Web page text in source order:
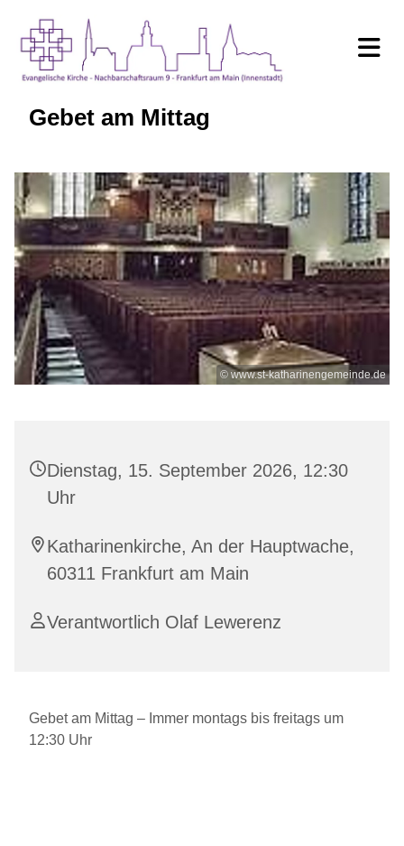
Gebet am Mittag
© www.st-katharinengemeinde.de
Dienstag, 15. September 2026, 12:30
Uhr
Katharinenkirche, An der Hauptwache,
60311 Frankfurt am Main
Verantwortlich Olaf Lewerenz
Gebet am Mittag – Immer montags bis freitags um
12:30 Uhr